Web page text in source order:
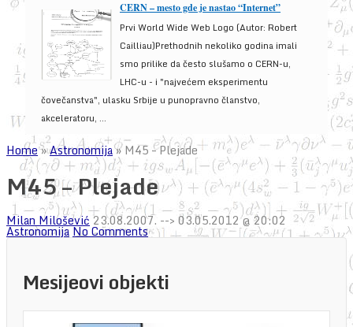
CERN – mesto gde je nastao “Internet”
Prvi World Wide Web Logo (Autor: Robert
Cailliau)Prethodnih nekoliko godina imali
smo prilike da često slušamo o CERN-u,
LHC-u - i "najvećem eksperimentu
čovečanstva", ulasku Srbije u punopravno članstvo,
akceleratoru, ...
Home»Astronomija»M45 – Plejade
M45 – Plejade
Milan Milošević 23.08.2007. --> 03.05.2012 @ 20:02
AstronomijaNo Comments
Mesijeovi objekti